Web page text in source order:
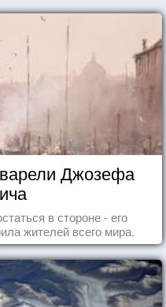
Джозефа
в стороне - его
жителей всего мира.